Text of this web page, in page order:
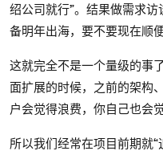
绍公司就行”。结果做需求
备明年出海，要不要现在顺
这就完全不是一个量级的事
面扩展的时候，之前的架构
户会觉得浪费，你自己也会觉
所以我们经常在项目前期就“